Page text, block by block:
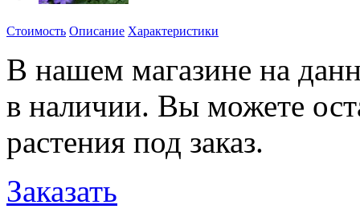
Стоимость Описание Характеристики
В нашем магазине на
в наличии. Вы можете
растения под заказ.
Заказать